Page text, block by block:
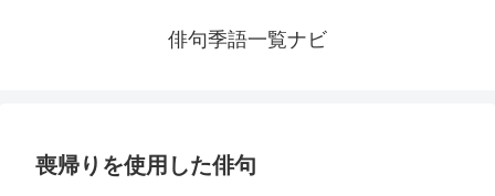
俳句季語一覧ナビ
喪帰りを使用した俳句